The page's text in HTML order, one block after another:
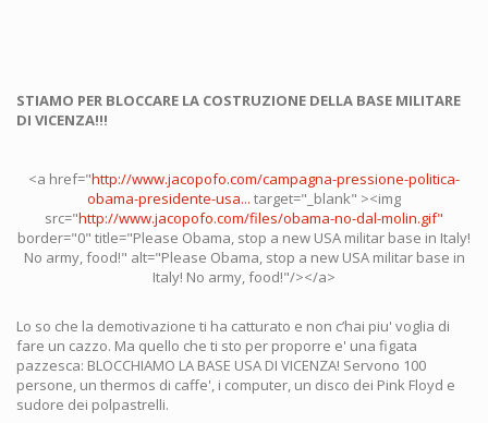
STIAMO PER BLOCCARE LA COSTRUZIONE DELLA BASE MILITARE
DI VICENZA!!!
<a href="http://www.jacopofo.com/campagna-pressione-politica-
obama-presidente-usa... target="_blank" ><img
src="http://www.jacopofo.com/files/obama-no-dal-molin.gif"
border="0" title="Please Obama, stop a new USA militar base in Italy!
No army, food!" alt="Please Obama, stop a new USA militar base in
Italy! No army, food!"/></a>
Lo so che la demotivazione ti ha catturato e non c’hai piu' voglia di
fare un cazzo. Ma quello che ti sto per proporre e' una figata
pazzesca: BLOCCHIAMO LA BASE USA DI VICENZA! Servono 100
persone, un thermos di caffe', i computer, un disco dei Pink Floyd e
sudore dei polpastrelli.